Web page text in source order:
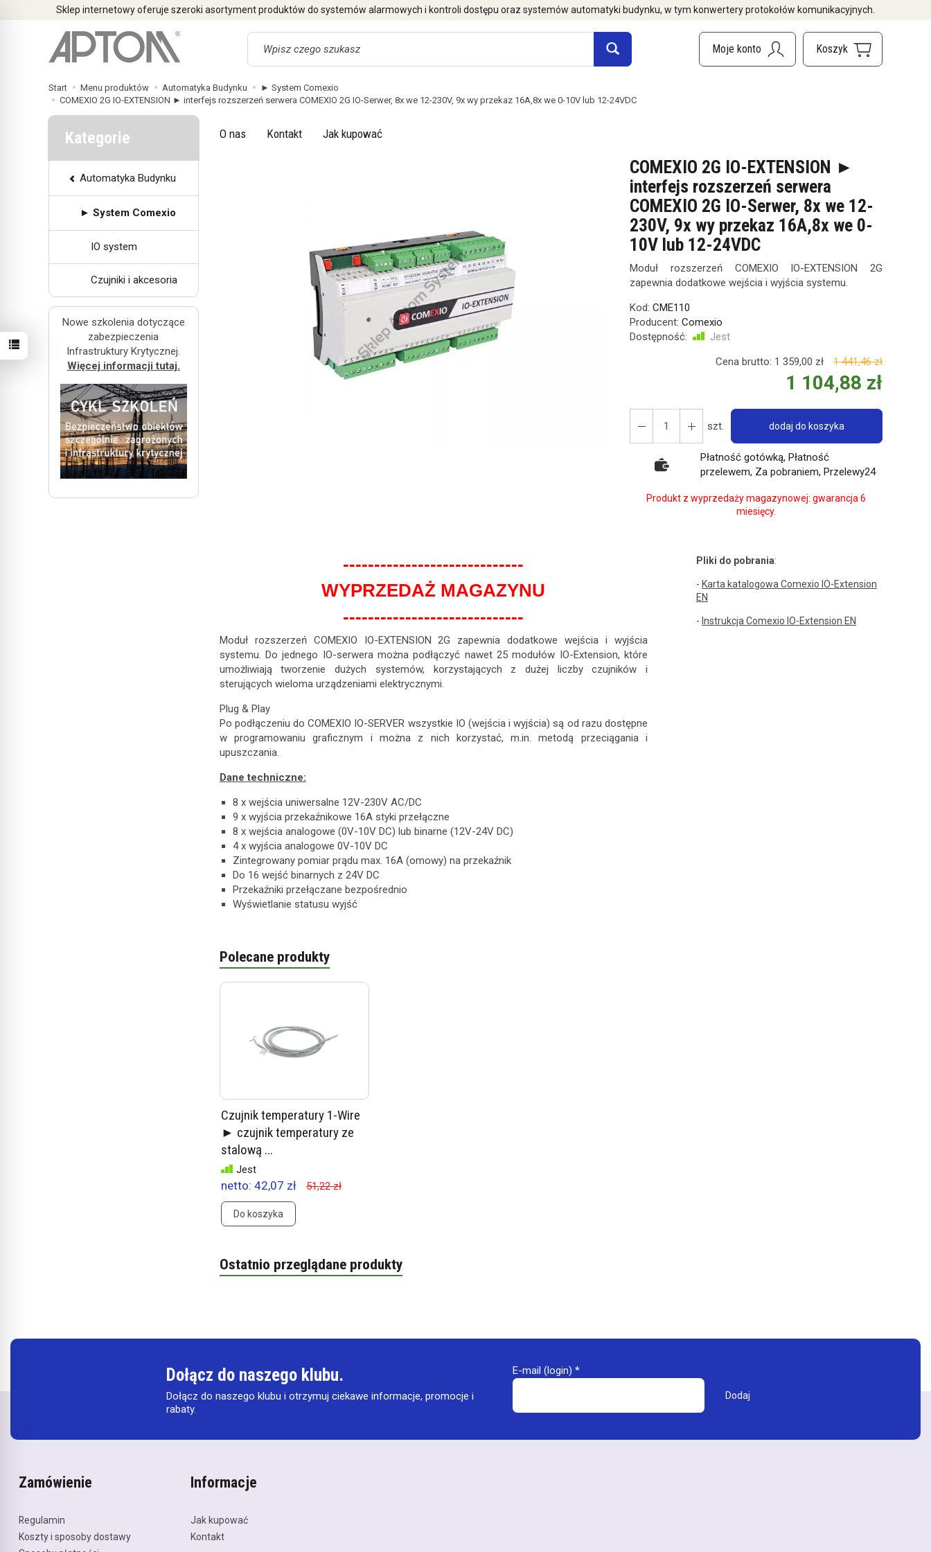
Sklep internetowy oferuje szeroki asortyment produktów do systemów alarmowych i kontroli dostępu oraz systemów automatyki budynku, w tym konwertery protokołów komunikacyjnych.
Wyszukaj
Start Menu produktów Automatyka Budynku
► System Comexio
COMEXIO 2G IO-EXTENSION ► interfejs rozszerzeń serwera COMEXIO 2G IO-Serwer, 8x we 12-230V, 9x wy przekaz 16A,8x we 0-10V lub 12-24VDC
O nas Kontakt Jak kupować
COMEXIO 2G IO-EXTENSION ►
interfejs rozszerzeń serwera
COMEXIO 2G IO-Serwer, 8x we 12-
230V, 9x wy przekaz 16A,8x we 0-
10V lub 12-24VDC
Moduł rozszerzeń COMEXIO IO-EXTENSION 2G
zapewnia dodatkowe wejścia i wyjścia systemu.
Kod: CME110
Producent: Comexio
Dostępność:
Jest
Cena brutto: 1 359,00 zł 1 441,46 zł
1 104,88 zł
szt. dodaj do koszyka
Płatność gotówką, Płatność
przelewem, Za pobraniem, Przelewy24
Produkt z wyprzedaży magazynowej: gwarancja 6
miesięcy.
-----------------------------
WYPRZEDAŻ MAGAZYNU
-----------------------------
Moduł rozszerzeń COMEXIO IO-EXTENSION 2G zapewnia dodatkowe wejścia i wyjścia
systemu. Do jednego IO-serwera można podłączyć nawet 25 modułów IO-Extension, które
umożliwiają tworzenie dużych systemów, korzystających z dużej liczby czujników i
sterujących wieloma urządzeniami elektrycznymi.
Plug & Play
Po podłączeniu do COMEXIO IO-SERVER wszystkie IO (wejścia i wyjścia) są od razu dostępne
w programowaniu graficznym i można z nich korzystać, m.in. metodą przeciągania i
upuszczania.
Dane techniczne:
8 x wejścia uniwersalne 12V-230V AC/DC
9 x wyjścia przekaźnikowe 16A styki przełączne
8 x wejścia analogowe (0V-10V DC) lub binarne (12V-24V DC)
4 x wyjścia analogowe 0V-10V DC
Zintegrowany pomiar prądu max. 16A (omowy) na przekaźnik
Do 16 wejść binarnych z 24V DC
Przekaźniki przełączane bezpośrednio
Wyświetlanie statusu wyjść
Pliki do pobrania:
- Karta katalogowa Comexio IO-Extension
EN
- Instrukcja Comexio IO-Extension EN
Polecane produkty
Czujnik temperatury 1-Wire
► czujnik temperatury ze
stalową ...
Jest
netto: 42,07 zł 51,22 zł
Do koszyka
Ostatnio przeglądane produkty
Kategorie
Automatyka Budynku
► System Comexio
IO system
Czujniki i akcesoria
Nowe szkolenia dotyczące
zabezpieczenia
Infrastruktury Krytycznej.
Więcej informacji tutaj.
Dołącz do naszego klubu.
Dołącz do naszego klubu i otrzymuj ciekawe informacje, promocje i
rabaty.
E-mail (login) *
Zamówienie
Regulamin
Koszty i sposoby dostawy
Informacje
Jak kupować
Kontakt